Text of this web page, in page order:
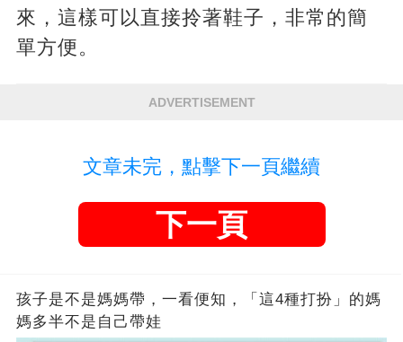
來，這樣可以直接拎著鞋子，非常的簡
單方便。
ADVERTISEMENT
文章未完，點擊下一頁繼續
下一頁
孩子是不是媽媽帶，一看便知，「這4種打扮」的媽
媽多半不是自己帶娃